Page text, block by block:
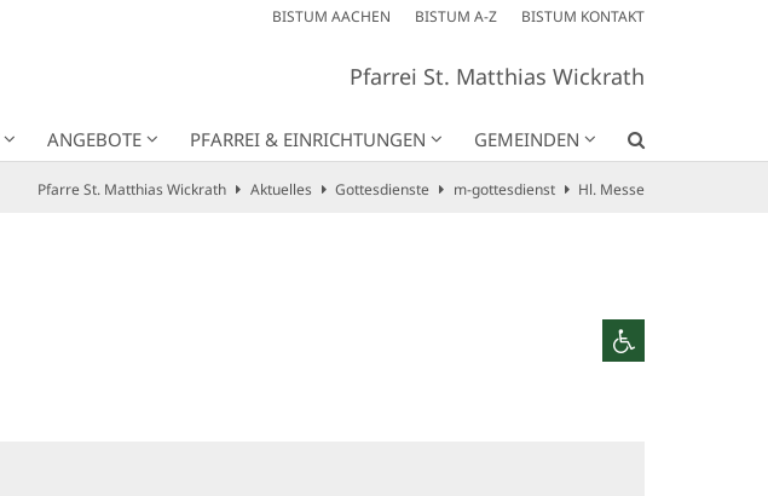
BISTUM AACHEN BISTUM A-Z BISTUM KONTAKT
Pfarrei St. Matthias Wickrath
ANGEBOTE PFARREI & EINRICHTUNGEN GEMEINDEN
Pfarre St. Matthias Wickrath Aktuelles Gottesdienste m-gottesdienst Hl. Messe